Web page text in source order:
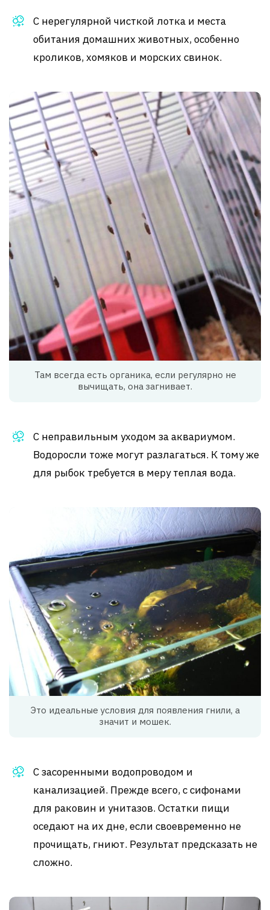
С нерегулярной чисткой лотка и места
обитания домашних животных, особенно
кроликов, хомяков и морских свинок.
Там всегда есть органика, если регулярно не
вычищать, она загнивает.
С неправильным уходом за аквариумом.
Водоросли тоже могут разлагаться. К тому же
для рыбок требуется в меру теплая вода.
Это идеальные условия для появления гнили, а
значит и мошек.
С засоренными водопроводом и
канализацией. Прежде всего, с сифонами
для раковин и унитазов. Остатки пищи
оседают на их дне, если своевременно не
прочищать, гниют. Результат предсказать не
сложно.